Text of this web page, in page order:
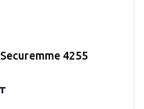
4255